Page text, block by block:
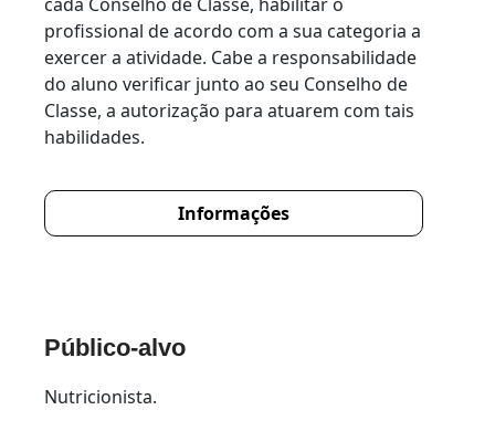
profissional de acordo com a sua categoria a
exercer a atividade. Cabe a responsabilidade
do aluno verificar junto ao seu Conselho de
Classe, a autorização para atuarem com tais
habilidades.
Informações
Público-alvo
Nutricionista.